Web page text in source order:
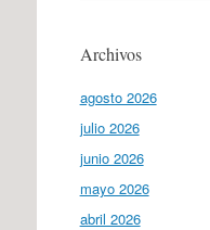
Archivos
agosto 2026
julio 2026
junio 2026
mayo 2026
abril 2026